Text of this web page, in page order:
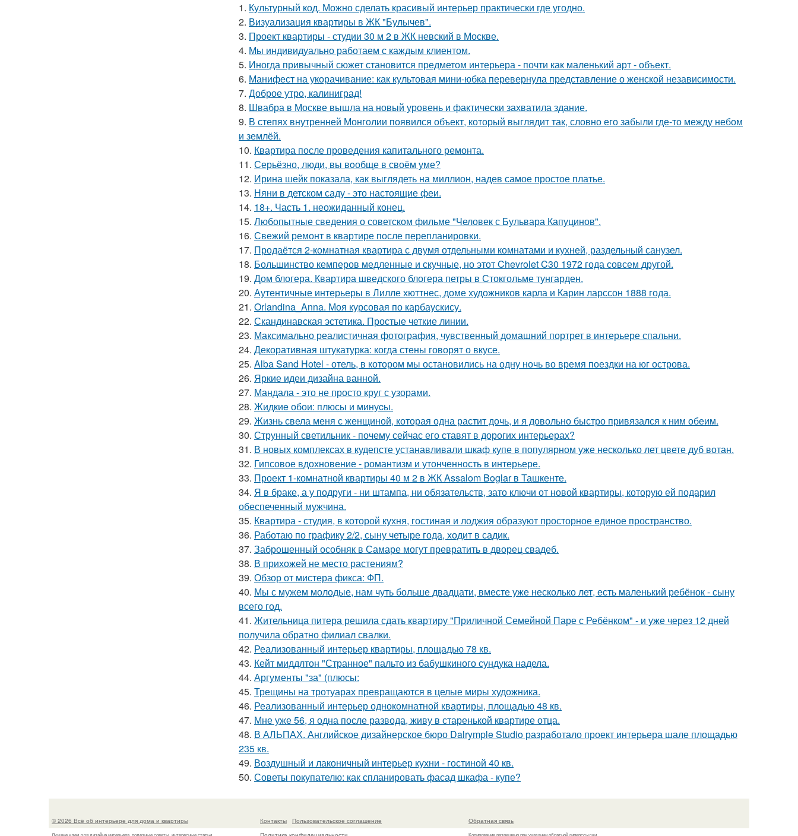
1. Культурный код. Можно сделать красивый интерьер практически где угодно.
2. Визуализация квартиры в ЖК "Булычев".
3. Проект квартиры - студии 30 м 2 в ЖК невский в Москве.
4. Мы индивидуально работаем с каждым клиентом.
5. Иногда привычный сюжет становится предметом интерьера - почти как маленький арт - объект.
6. Манифест на укорачивание: как культовая мини-юбка перевернула представление о женской независимости.
7. Доброе утро, калиниград!
8. Швабра в Москве вышла на новый уровень и фактически захватила здание.
9. В степях внутренней Монголии появился объект, который выглядит так, словно его забыли где-то между небом
и землёй.
10. Квартира после проведения капитального ремонта.
11. Серьёзно, люди, вы вoобще в своём уме?
12. Ирина шейк показала, как выглядеть на миллион, надев самое простое платье.
13. Няни в детском саду - это настоящие феи.
14. 18+. Часть 1. неожиданный конец.
15. Любопытные сведения о советском фильме "Человек с Бульвара Капуцинов".
16. Свежий ремонт в квартире после перепланировки.
17. Продаётся 2-комнатная квартира с двумя отдельными комнатами и кухней, раздельный санузел.
18. Большинство кемперов медленные и скучные, но этот Chevrolet C30 1972 года совсем другой.
19. Дом блогера. Квартира шведского блогера петры в Стокгольме тунгарден.
20. Аутентичные интерьеры в Лилле хюттнес, доме художников карла и Карин ларссон 1888 года.
21. Orlandina_Anna. Моя курсовая по карбаускису.
22. Скандинавская эстетика. Простые четкие линии.
23. Максимально реалистичная фотография, чувственный домашний портрет в интерьере спальни.
24. Декоративная штукатурка: когда стены говорят о вкусе.
25. Alba Sand Hotel - отель, в котором мы остановились на одну ночь во время поездки на юг острова.
26. Яркие идеи дизайна ванной.
27. Мандала - это не просто круг с узорами.
28. Жидкиe обои: плюсы и минуcы.
29. Жизнь свела меня с женщиной, которая одна растит дочь, и я довольно быстро привязался к ним обеим.
30. Струнный светильник - почему сейчас его ставят в дорогих интерьерах?
31. В новых комплексах в кудепсте устанавливали шкаф купе в популярном уже несколько лет цвете дуб вотан.
32. Гипсовое вдохновение - романтизм и утонченность в интерьере.
33. Проект 1-комнатной квартиры 40 м 2 в ЖК Assalom Boglar в Ташкенте.
34. Я в браке, а у подруги - ни штампа, ни обязательств, зато ключи от новой квартиры, которую ей подарил
обеспеченный мужчина.
35. Квартира - студия, в которой кухня, гостиная и лоджия образуют просторное единое пространство.
36. Работаю по графику 2/2, сыну четыре года, ходит в садик.
37. Заброшенный особняк в Самаре могут превратить в дворец свадеб.
38. В прихожей не место растениям?
39. Обзор от мистера фикса: ФП.
40. Мы с мужем молодые, нам чуть больше двадцати, вместе уже несколько лет, есть маленький ребёнок - сыну
всего год.
41. Жительница питера решила сдать квартиру "Приличной Семейной Паре с Ребёнком" - и уже через 12 дней
получила обратно филиал свалки.
42. Реализованный интерьер квартиры, площадью 78 кв.
43. Кейт миддлтон "Странное" пальто из бабушкиного сундука надела.
44. Аргументы "за" (плюсы:
45. Трещины на тротуарах превращаются в целые миры художника.
46. Реализованный интерьер однокомнатной квартиры, площадью 48 кв.
47. Мне уже 56, я одна после развода, живу в старенькой квартире отца.
48. В АЛЬПАХ. Английское дизайнерское бюро Dalrymple Studio разработало проект интерьера шале площадью
235 кв.
49. Воздушный и лаконичный интерьер кухни - гостиной 40 кв.
50. Советы покупателю: как спланировать фасад шкафа - купе?
© 2026 Всё об интерьере для дома и квартиры
Лучшие идеи для дизайна интерьера, полезные советы, интересные статьи
Контакты
Пользовательское соглашение
Обратная связь
Копирование разрешено при указании обратной гиперссылки.